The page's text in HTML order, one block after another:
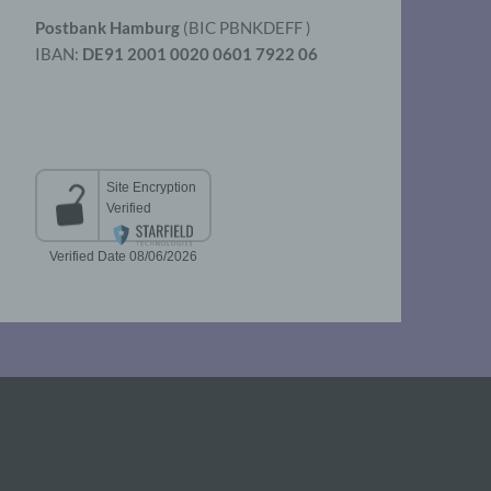
Postbank Hamburg (BIC PBNKDEFF )
IBAN: DE91 2001 0020 0601 7922 06